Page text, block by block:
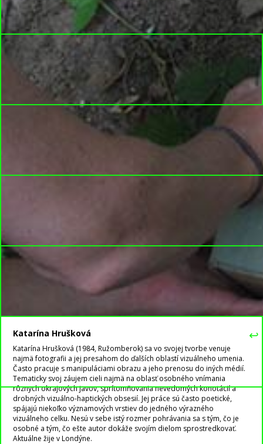
↩
Katarína Hrušková
Katarína Hrušková (1984, Ružomberok) sa vo svojej tvorbe venuje
najmä fotografii a jej presahom do ďalších oblastí vizuálneho umenia.
Často pracuje s manipuláciami obrazu a jeho prenosu do iných médií.
Tematicky svoj záujem cieli najmä na oblasť osobného vnímania
rôznych okrajových javov, sprítomňovania nevedomých konotácií a
drobných vizuálno-haptických obsesií. Jej práce sú často poetické,
spájajú niekoľko významových vrstiev do jedného výrazného
vizuálneho celku. Nesú v sebe istý rozmer pohrávania sa s tým, čo je
osobné a tým, čo ešte autor dokáže svojím dielom sprostredkovať.
Aktuálne žije v Londýne.